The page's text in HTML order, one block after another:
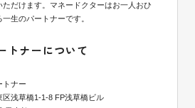
だけます。マネードクターはお一人おひ
生のパートナーです。
トナーについて
トナー
浅草橋1-1-8 FP浅草橋ビル